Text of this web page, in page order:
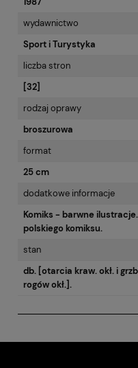
wydawnictwo
Sport i Turystyka
liczba stron
[32]
rodzaj oprawy
broszurowa
format
25 cm
dodatkowe informacje
Komiks - barwne
polskiego komiksu.
stan
db. [otarcia kraw. okł. i
rogów okł.].